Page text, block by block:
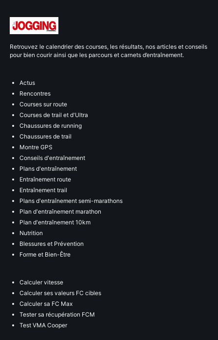
Retrouvez le calendrier des courses, les résultats, nos articles et conseils
pour bien courir ainsi que les parcours et carnets d’entraînement.
Actus
Rencontres
Courses sur route
Courses de trail et d'Ultra
Chaussures de running
Chaussures de trail
Montre GPS
Conseils d'entraînement
Plans d'entraînement
Entraînement route
Entraînement trail
Plans d'entraînement semi-marathons
Plan d'entraînement marathon
Plan d'entraînement 10km
Nutrition
Blessures et Prévention
Forme et Bien-Être
Calculer vitesse
Calculer ses valeurs FC cibles
Calculer sa FC Max
Tester sa récupération FCM
Test VMA Cooper